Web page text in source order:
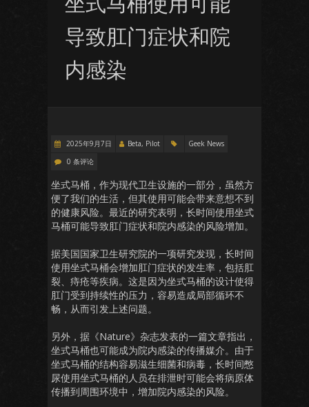
导致肛门症状和院
内感染
2025年9月7日 Beta, Pilot
Geek News
0 条评论
坐式马桶，作为现代卫生设施的一部分，虽然方
便了我们的生活，但其使用可能会带来意想不到
的健康风险。最近的研究表明，长时间使用坐式
马桶可能导致肛门症状和院内感染的风险增加。
据美国国家卫生研究院的一项研究发现，长时间
使用坐式马桶会增加肛门症状的发生率，包括肛
裂、痔疮等疾病。这是因为坐式马桶的设计使得
肛门受到持续性的压力，容易造成局部循环不
畅，从而引发上述问题。
另外，据《Nature》杂志发表的一篇文章指出，
坐式马桶也可能成为院内感染的传播媒介。由于
坐式马桶的结构容易滋生细菌和病毒，长时间憋
尿使用坐式马桶的人员在排泄时可能会将病原体
传播到周围环境中，增加院内感染的风险。